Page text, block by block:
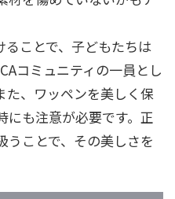
ることで、子どもたちは
コミュニティの一員とし
た、ワッペンを美しく保
にも注意が必要です。正
うことで、その美しさを